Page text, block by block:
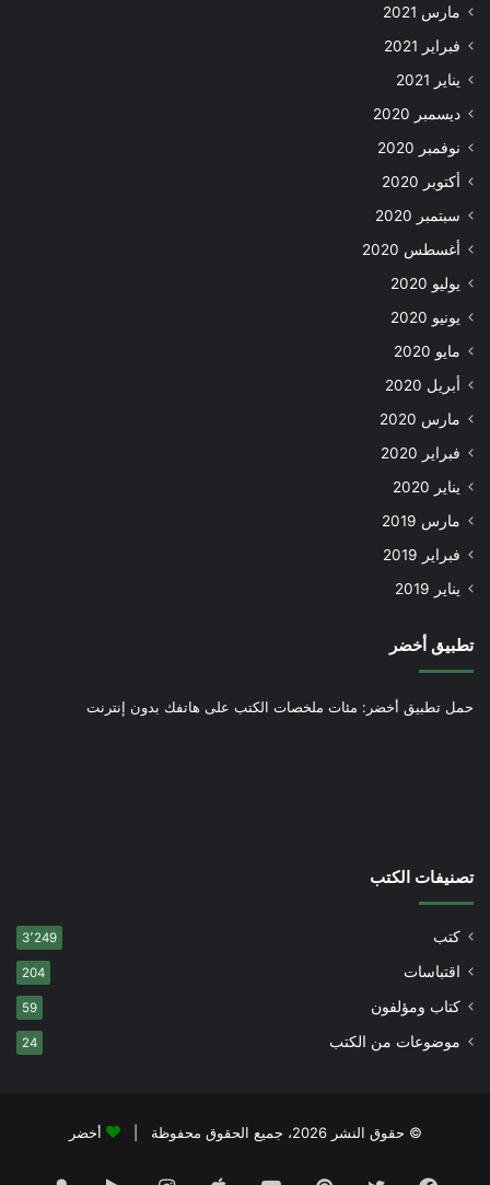
مارس 2021
فبراير 2021
يناير 2021
ديسمبر 2020
نوفمبر 2020
أكتوبر 2020
سبتمبر 2020
أغسطس 2020
يوليو 2020
يونيو 2020
مايو 2020
أبريل 2020
مارس 2020
فبراير 2020
يناير 2020
مارس 2019
فبراير 2019
يناير 2019
تطبيق أخضر
حمل تطبيق أخضر: مئات ملخصات الكتب على هاتفك بدون إنترنت
تصنيفات الكتب
كتب 3٬249
اقتباسات 204
كتاب ومؤلفون 59
موضوعات من الكتب 24
© حقوق النشر 2026، جميع الحقوق محفوظة | أخضر